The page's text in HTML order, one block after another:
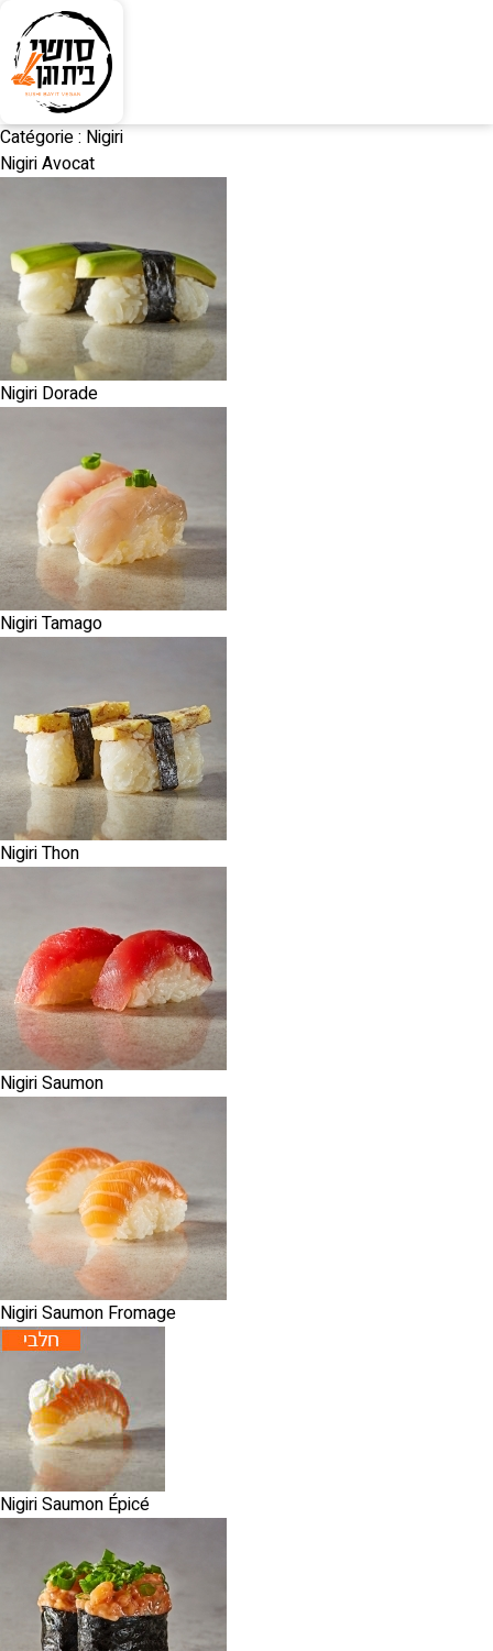
Catégorie :Nigiri
Nigiri Avocat
Nigiri Dorade
Nigiri Tamago
Nigiri Thon
Nigiri Saumon
Nigiri Saumon Fromage
Nigiri Saumon Épicé